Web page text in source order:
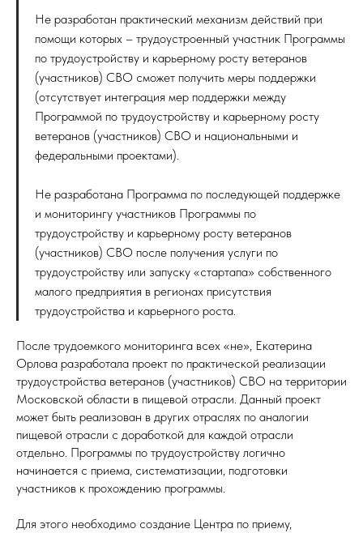
Не разработан практический механизм действий при
помощи которых – трудоустроенный участник Программы
по трудоустройству и карьерному росту ветеранов
(участников) СВО сможет получить меры поддержки
(отсутствует интеграция мер поддержки между
Программой по трудоустройству и карьерному росту
ветеранов (участников) СВО и национальными и
федеральными проектами).
Не разработана Программа по последующей поддержке
и мониторингу участников Программы по
трудоустройству и карьерному росту ветеранов
(участников) СВО после получения услуги по
трудоустройству или запуску «стартапа» собственного
малого предприятия в регионах присутствия
трудоустройства и карьерного роста.
После трудоемкого мониторинга всех «не», Екатерина
Орлова разработала проект по практической реализации
трудоустройства ветеранов (участников) СВО на территории
Московской области в пищевой отрасли. Данный проект
может быть реализован в других отраслях по аналогии
пищевой отрасли с доработкой для каждой отрасли
отдельно. Программы по трудоустройству логично
начинается с приема, систематизации, подготовки
участников к прохождению программы.
Для этого необходимо создание Центра по приему,